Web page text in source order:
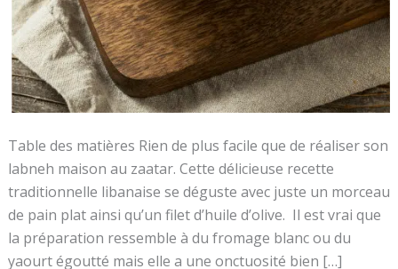
Table des matières Rien de plus facile que de réaliser son
labneh maison au zaatar. Cette délicieuse recette
traditionnelle libanaise se déguste avec juste un morceau
de pain plat ainsi qu’un filet d’huile d’olive. Il est vrai que
la préparation ressemble à du fromage blanc ou du
yaourt égoutté mais elle a une onctuosité bien […]